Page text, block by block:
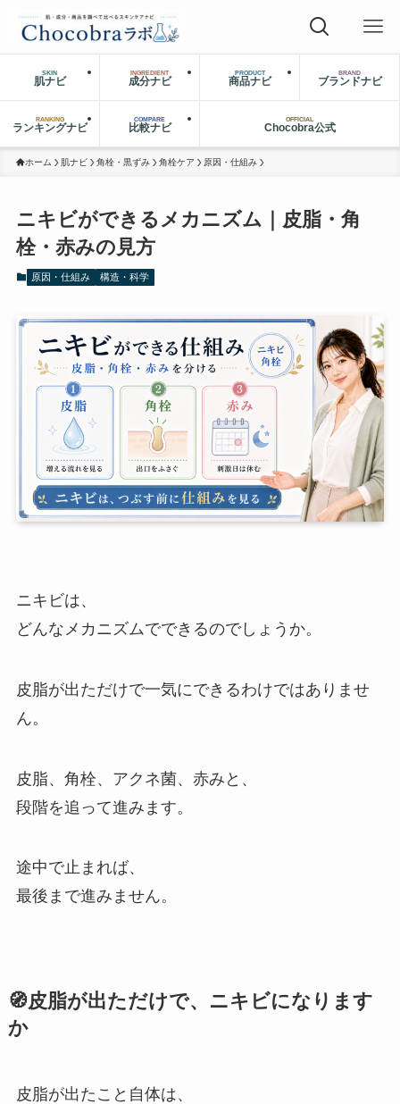
SKIN
肌ナビ
INGREDIENT
成分ナビ
PRODUCT
商品ナビ
BRAND
ブランドナビ
RANKING
ランキングナビ
COMPARE
比較ナビ
OFFICIAL
Chocobra公式
ホーム 肌ナビ 角栓・黒ずみ 角栓ケア 原因・仕組み
ニキビができるメカニズム｜皮脂・角
栓・赤みの見方
原因・仕組み 構造・科学
ニキビは、
どんなメカニズムでできるのでしょうか。
皮脂が出ただけで一気にできるわけではありませ
ん。
皮脂、角栓、アクネ菌、赤みと、
段階を追って進みます。
途中で止まれば、
最後まで進みません。
🧭皮脂が出ただけで、ニキビになります
か
皮脂が出たこと自体は、